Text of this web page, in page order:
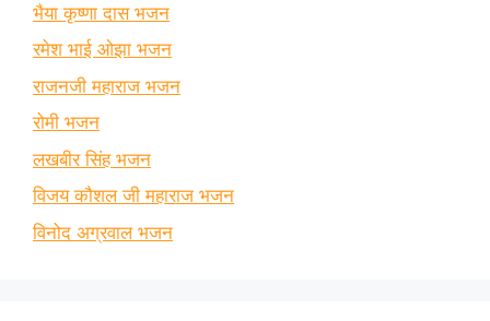
भैया कृष्णा दास भजन
रमेश भाई ओझा भजन
राजनजी महाराज भजन
रोमी भजन
लखबीर सिंह भजन
विजय कौशल जी महाराज भजन
विनोद अग्रवाल भजन